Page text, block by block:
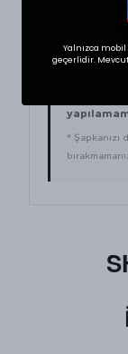
İADE VE
Hijyen
* Şapkanızı
Yalnızca
geçerlidir.